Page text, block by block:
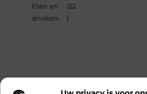
Eten en
drinken
(22
)